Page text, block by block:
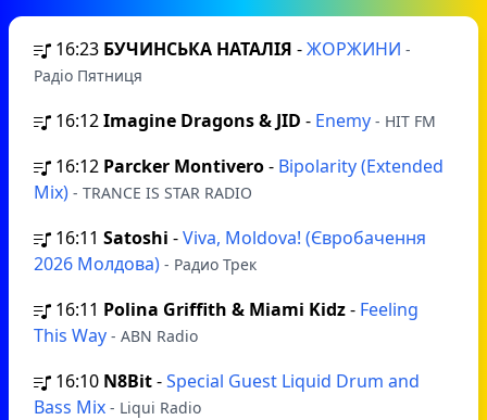
16:23 БУЧИНСЬКА НАТАЛІЯ -ЖОРЖИНИ -
Радіо Пятниця
16:12Imagine Dragons & JID - Enemy - HIT FM
16:12 Parcker Montivero- Bipolarity (Extended
Mix) - TRANCE IS STAR RADIO
16:11 Satoshi -Viva, Moldova! (Євробачення
2026 Молдова) - Радио Трек
16:11 Polina Griffith & Miami Kidz- Feeling
This Way - ABN Radio
16:10 N8Bit-Special Guest Liquid Drum and
Bass Mix - Liqui Radio